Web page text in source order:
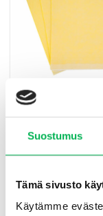
Suostumus
Tämä sivusto
Käytämme
Riippuvat
pakkaus
€8.90
Lisää